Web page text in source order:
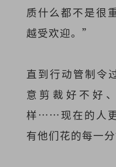
质什么都不是很
越受欢迎。”
直到行动管制令
意剪裁好不好
样……现在的人
有他们花的每一